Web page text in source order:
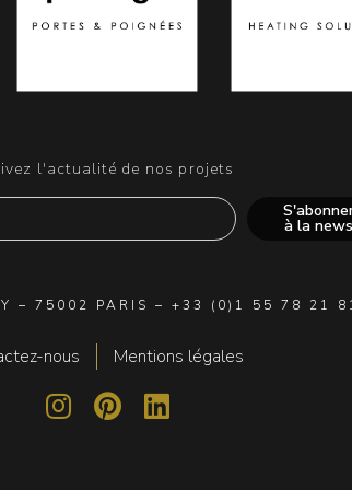
l'actualité de nos projets
à la news
– 75002 PARIS – +33 (0)1 55 78 21
nous Mentions légales